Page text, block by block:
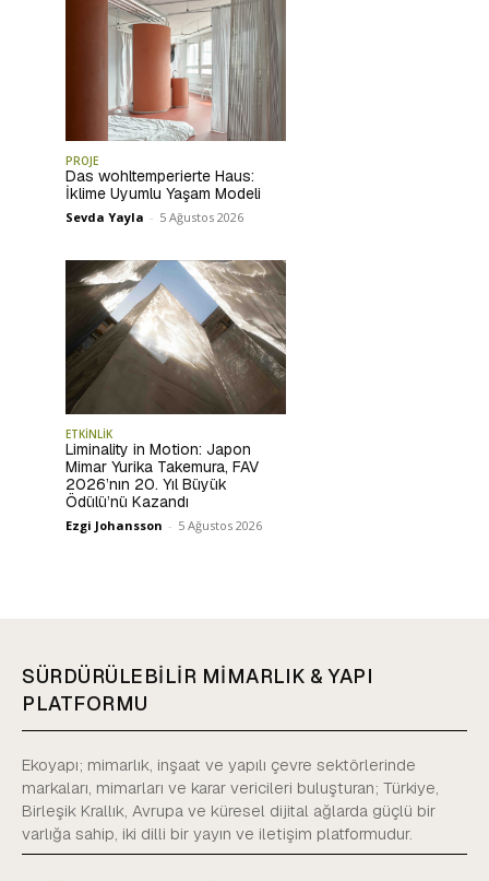
PROJE
Das wohltemperierte Haus:
İklime Uyumlu Yaşam Modeli
Sevda Yayla - 5 Ağustos 2026
ETKİNLİK
Liminality in Motion: Japon
Mimar Yurika Takemura, FAV
2026’nın 20. Yıl Büyük
Ödülü’nü Kazandı
Ezgi Johansson - 5 Ağustos 2026
SÜRDÜRÜLEBİLİR MİMARLIK & YAPI
PLATFORMU
Ekoyapı; mimarlık, inşaat ve yapılı çevre sektörlerinde
markaları, mimarları ve karar vericileri buluşturan; Türkiye,
Birleşik Krallık, Avrupa ve küresel dijital ağlarda güçlü bir
varlığa sahip, iki dilli bir yayın ve iletişim platformudur.